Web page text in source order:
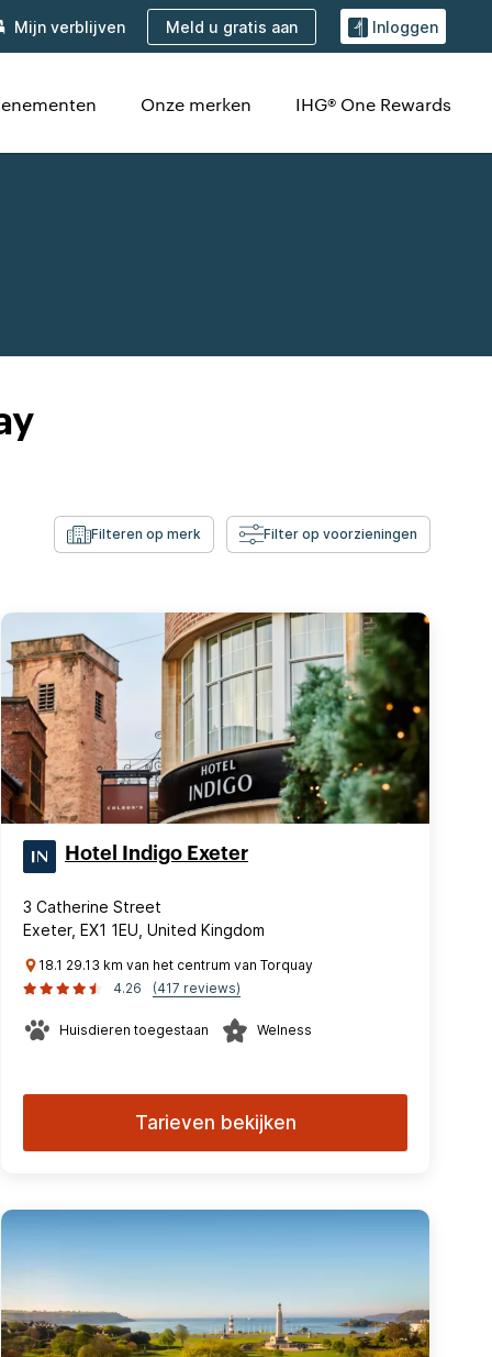
Mijn verblijven Meld u gratis aan Inloggen
Onze merken IHG® One Rewards
Filteren op merk Filter op voorzieningen
Hotel Indigo Exeter
3 Catherine Street
Exeter, EX1 1EU, United Kingdom
18.1 29.13 km van het centrum van Torquay
4.26
(417 reviews)
Huisdieren toegestaan Welness
Tarieven bekijken